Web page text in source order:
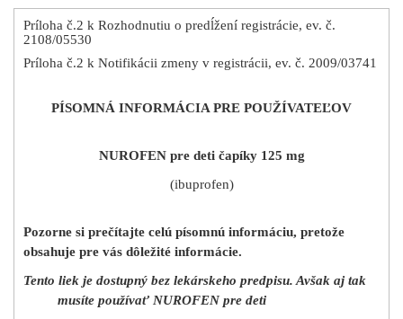
Príloha č.2 k Rozhodnutiu o predĺžení registrácie, ev. č.
2108/05530
Príloha č.2 k Notifikácii zmeny v registrácii, ev. č. 2009/03741
PÍSOMNÁ INFORMÁCIA PRE POUŽÍVATEĽOV
NUROFEN pre deti čapíky 125 mg
(ibuprofen)
Pozorne si prečítajte celú písomnú informáciu, pretože
obsahuje pre vás dôležité informácie.
Tento liek je dostupný bez lekárskeho predpisu. Avšak aj tak
musíte používať NUROFEN pre deti